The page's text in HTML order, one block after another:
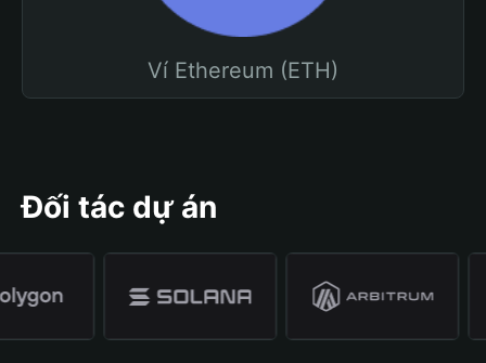
Ví Ethereum (ETH)
Đối tác dự án